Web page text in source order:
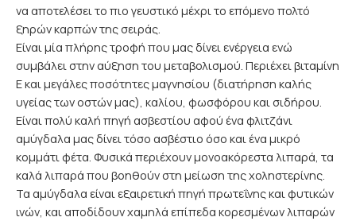
να αποτελέσει το πιο γευστικό μέχρι το επόμενο πολτό
ξηρών καρπών της σειράς.
Είναι μία πλήρης τροφή που μας δίνει ενέργεια ενώ
συμβάλει στην αύξηση του μεταβολισμού. Περιέχει βιταμίνη
Ε και μεγάλες ποσότητες μαγνησίου (διατήρηση καλής
υγείας των οστών μας), καλίου, φωσφόρου και σιδήρου.
Είναι πολύ καλή πηγή ασβεστίου αφού ένα φλιτζάνι
αμύγδαλα μας δίνει τόσο ασβέστιο όσο και ένα μικρό
κομμάτι φέτα. Φυσικά περιέχουν μονοακόρεστα λιπαρά, τα
καλά λιπαρά που βοηθούν στη μείωση της χοληστερίνης.
Τα αμύγδαλα είναι εξαιρετική πηγή πρωτεΐνης και φυτικών
ινών, και αποδίδουν χαμηλά επίπεδα κορεσμένων λιπαρών